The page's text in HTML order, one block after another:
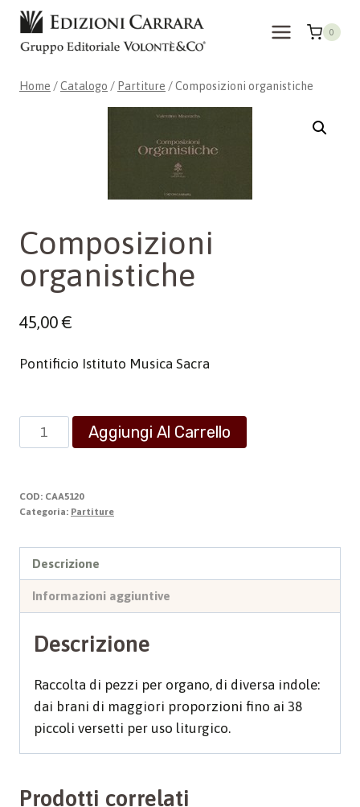
Salta
contenuto
0
Home /Catalogo / Partiture /Composizioni organistiche
Composizioni
organistiche
45,00€
Pontificio Istituto Musica Sacra
Composizioni
organistiche
Aggiungi Al Carrello
COD: CAA5120
Categoria: Partiture
Descrizione
Informazioni aggiuntive
Descrizione
Raccolta di pezzi per organo, di diversa indole:
dai brani di maggiori proporzioni fino ai 38
piccoli versetti per uso liturgico.
Prodotti correlati